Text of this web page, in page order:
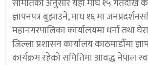
ज्ञापनपत्र बुझाउने, माघ १६ मा
महानगरपालिका कार्यालयमा धर्ना तथा
जिल्ला प्रशासन कार्यालय काठमाडौँमा
कार्यक्रम रहेको समितिमा आवद्ध नेपाल